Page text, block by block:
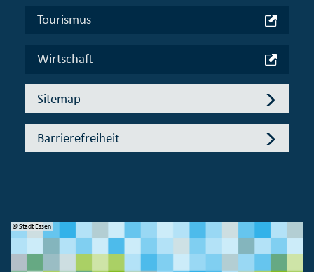
Tourismus
Wirtschaft
Sitemap
Barrierefreiheit
© Stadt Essen